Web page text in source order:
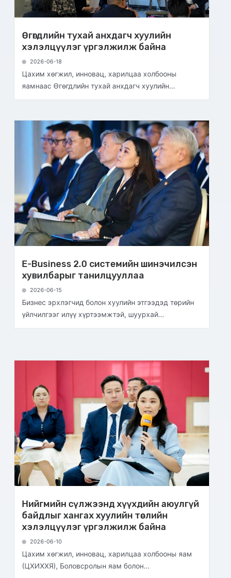
Өгөгдлийн тухай анхдагч хуулийн
хэлэлцүүлэг үргэлжилж байна
2026-06-18
Цахим хөгжил, инновац, харилцаа холбооны
яамнаас Өгөгдлийн тухай анхдагч хуулийн...
E-Business 2.0 системийн шинэчилсэн
хувилбарыг танилцууллаа
2026-06-15
Бизнес эрхлэгчид болон хуулийн этгээдэд төрийн
үйлчилгээг илүү хүртээмжтэй, шуурхай...
Нийгмийн сүлжээнд хүүхдийн аюулгүй
байдлыг хангах хуулийн төслийн
хэлэлцүүлэг үргэлжилж байна
2026-06-10
Цахим хөгжил, инновац, харилцаа холбооны яам
(ЦХИХХЯ), Боловсролын яам болон...